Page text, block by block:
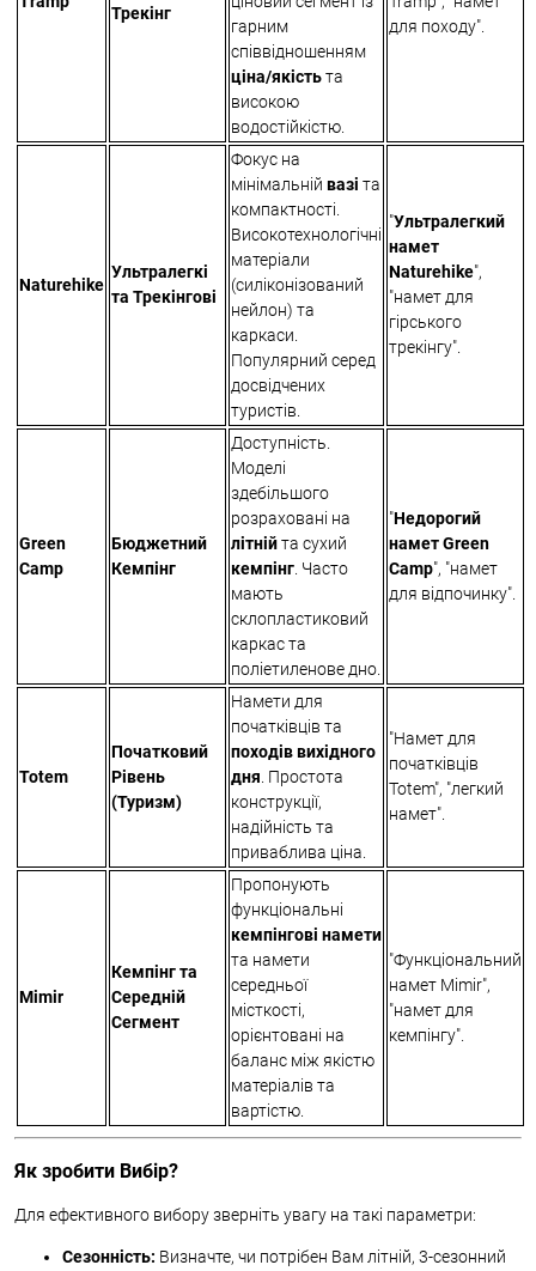
Трекінг
гарним
співвідношенням
ціна/якістьта
високою
водостійкістю.
для походу".
Naturehike
Ультралегкі
та Трекінгові
Фокус на
мінімальній вазі та
компактності.
Високотехнологічні
матеріали
(силіконізований
нейлон) та
каркаси.
Популярний серед
досвідчених
туристів.
"Ультралегкий
намет
Naturehike",
"намет для
гірського
трекінгу".
Green
Camp
Бюджетний
Кемпінг
Доступність.
Моделі
здебільшого
розраховані на
літнійта сухий
кемпінг . Часто
мають
склопластиковий
каркас та
поліетиленове дно.
"Недорогий
намет Green
Camp", "намет
для відпочинку".
Totem
Початковий
Рівень
(Туризм)
Намети для
початківців та
походів вихідного
дня . Простота
конструкції,
надійність та
приваблива ціна.
"Намет для
початківців
Totem", "легкий
намет".
Mimir
Кемпінг та
Середній
Сегмент
Пропонують
функціональні
кемпінгові намети
та намети
середньої
місткості,
орієнтовані на
баланс між якістю
матеріалів та
вартістю.
"Функціональний
намет Mimir",
"намет для
кемпінгу".
Як зробити Вибір?
Для ефективного вибору зверніть увагу на такі параметри:
Сезонність: Визначте, чи потрібен Вам літній, 3-сезонний